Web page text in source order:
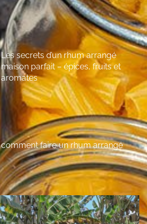
Les secrets d’un rhum arrangé
maison parfait – épices, fruits et
aromates
comment faire un rhum arrangé